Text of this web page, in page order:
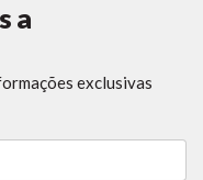
exclusivas